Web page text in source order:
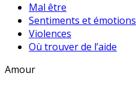
Mal être
Sentiments et émotions
Violences
Où trouver de l’aide
Amour